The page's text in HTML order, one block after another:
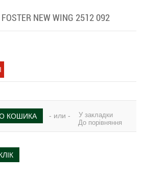
NEW WING 2512 092
КОШИКА - или -
У закладки
До порівняння